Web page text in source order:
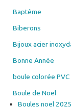
Baptême
Biberons
Bijoux acier
Bonne Année
boule colorée PVC
Boule de Noel
Boules noel 2025